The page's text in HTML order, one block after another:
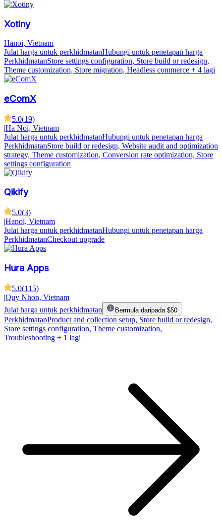
Xotiny
Hanoi, Vietnam
Julat harga untuk perkhidmatanHubungi untuk penetapan harga
PerkhidmatanStore settings configuration, Store build or redesign,
Theme customization, Store migration, Headless commerce + 4 lagi
eComX
5.0(19)
|Ha Noi, Vietnam
Julat harga untuk perkhidmatanHubungi untuk penetapan harga
PerkhidmatanStore build or redesign, Website audit and optimization
strategy, Theme customization, Conversion rate optimization, Store
settings configuration
Qikify
5.0(3)
|Hanoi, Vietnam
Julat harga untuk perkhidmatanHubungi untuk penetapan harga
PerkhidmatanCheckout upgrade
Hura Apps
5.0(115)
|Quy Nhon, Vietnam
Julat harga untuk perkhidmatan
Bermula daripada $50
PerkhidmatanProduct and collection setup, Store build or redesign,
Store settings configuration, Theme customization,
Troubleshooting + 1 lagi